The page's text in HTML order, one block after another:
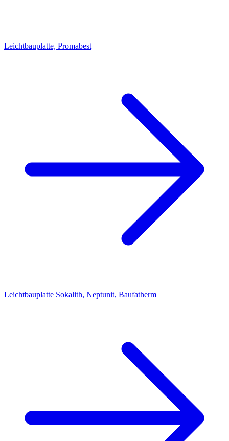
Leichtbauplatte, Promabest
Leichtbauplatte Sokalith, Neptunit, Baufatherm